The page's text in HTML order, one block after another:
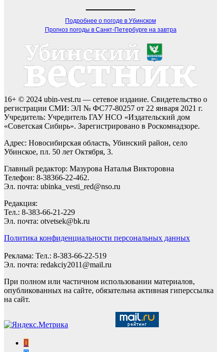
Подробнее о погоде в Убинском
Прогноз погоды в Санкт-Петербурге на завтра
16+ © 2024 ubin-vest.ru — сетевое издание. Свидетельство о
регистрации СМИ: ЭЛ № ФС77-80257 от 22 января 2021 г.
Учредитель: Учредитель ГАУ НСО «Издательский дом
«Советская Сибирь». Зарегистрировано в Роскомнадзоре.
Адрес: Новосибирская область, Убинский район, село
Убинское, пл. 50 лет Октября, 3.
Главный редактор: Мазурова Наталья Викторовна
Телефон: 8-38366-22-462.
Эл. почта: ubinka_vesti_red@nso.ru
Редакция:
Тел.: 8-383-66-21-229
Эл. почта: otvetsek@bk.ru
Политика конфиденциальности персональных данных
Реклама: Тел.: 8-383-66-22-519
Эл. почта: redakciy2011@mail.ru
При полном или частичном использовании материалов,
опубликованных на сайте, обязательна активная гиперссылка
на сайт.